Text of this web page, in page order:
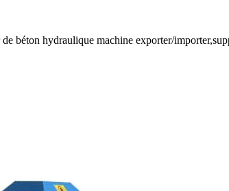
béton hydraulique machine exporter/